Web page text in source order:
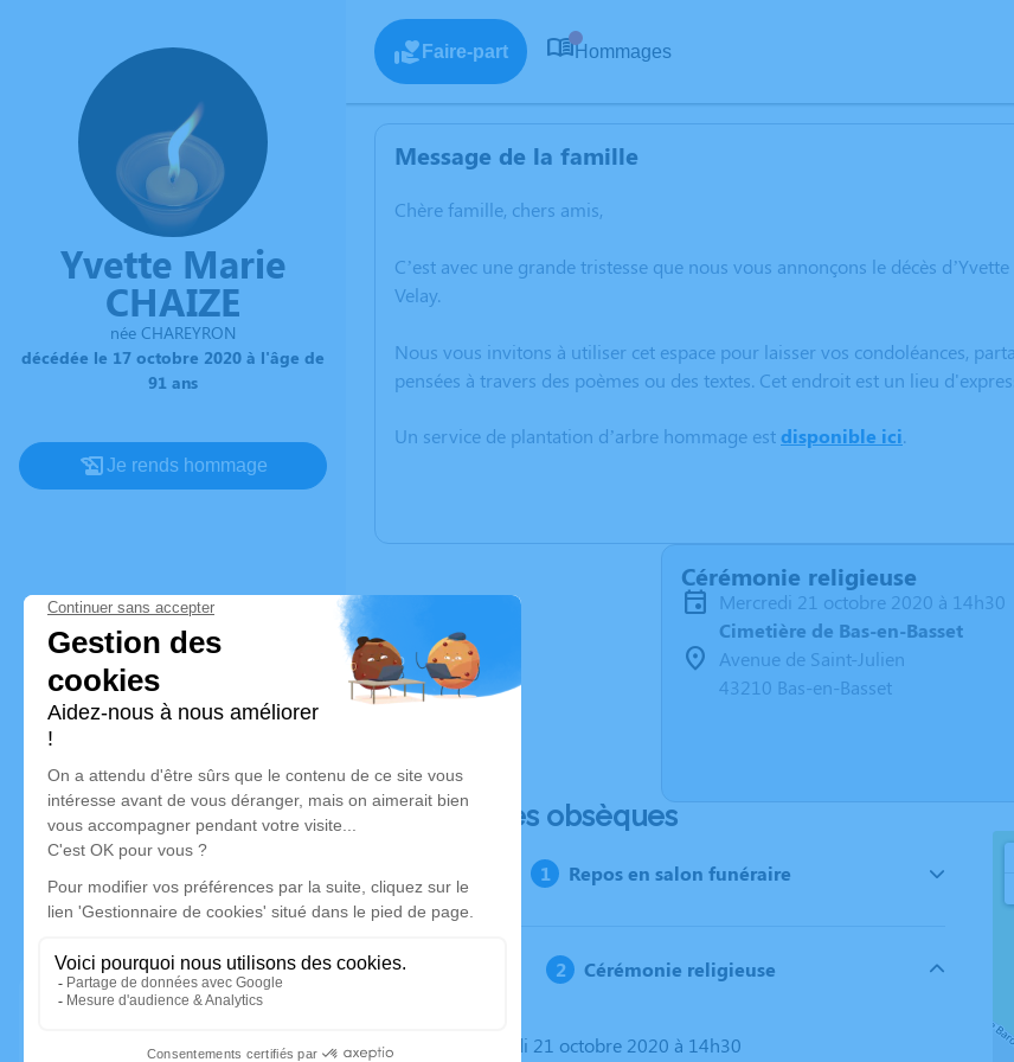
Yvette Marie
CHAIZE
née CHAREYRON
décédée le 17 octobre 2020 à l'âge de
91 ans
Je rends hommage
Faire-part Hommages
Message de la famille
Chère famille, chers amis,
C’est avec une grande tristesse que nous vous annonçons le décès
Velay.
Nous vous invitons à utiliser cet espace pour laisser vos condoléances,
pensées à travers des poèmes ou des textes. Cet endroit est un lieu
Un service de plantation d’arbre hommage estdisponible ici.
Cérémonie religieuse
mercredi 21 octobre 2020 à 14h30
Cimetière de Bas-en-Basset
Avenue de Saint-Julien
43210 Bas-en-Basset
Déroulé des obsèques
Repos en salon funéraire
Cérémonie religieuse
Le mercredi 21 octobre 2020 à 14h30